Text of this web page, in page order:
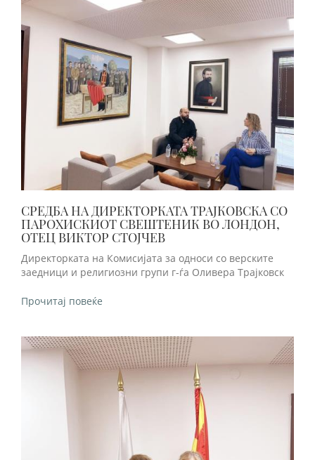
СРЕДБА НА ДИРЕКТОРКАТА ТРАЈКОВСКА СО
ПАРОХИСКИОТ СВЕШТЕНИК ВО ЛОНДОН,
ОТЕЦ ВИКТОР СТОЈЧЕВ
Директорката на Комисијата за односи со верските
заедници и религиозни групи г-ѓа Оливера Трајковск
Прочитај повеќе